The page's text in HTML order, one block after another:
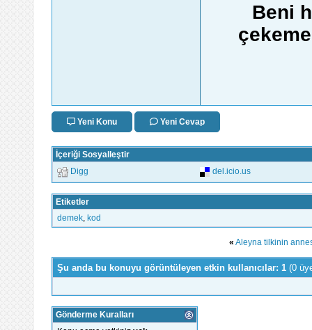
Beni
Yeni Konu Yeni Cevap
İçeriği Sosyalleştir
Digg del.icio.us
Etiketler
demek
kod
« Aleyna tilkinin
Şu anda bu konuyu görüntüleyen etkin kullanıcılar: 1 (0
Gönderme Kuralları